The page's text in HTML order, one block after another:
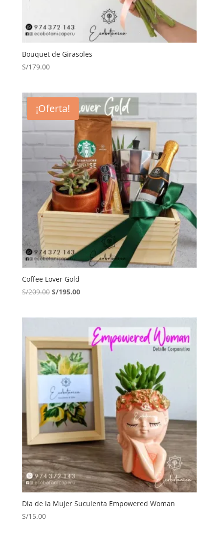
Bouquet de Girasoles
S/179.00
¡Oferta!
Coffee Lover Gold
S/209.00 El
S/209.00.
S/195.00El
S/195.00.
Dia de la Mujer Suculenta Empowered Woman
S/15.00